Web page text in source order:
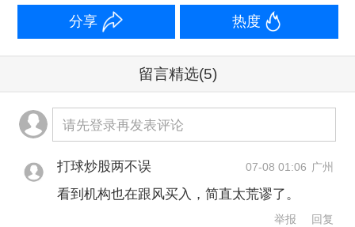
个女性头像的某股票社交平台账号，在7
月2日午间早间发布的低俗赌约式言论发
酵，引发大量截图与传播，导致该股在
对此，中公教育6日午间公告称，不存在
应披露未披露、对股价格产生较大影响
的信息。共进股份则在7日公告，该公司
分享 热度
留言精选(5)
请先登录再发表评论
打球炒股两不误 07-08 01:06 广州
看到机构也在跟风买入，简直太荒谬了。
举报 回复